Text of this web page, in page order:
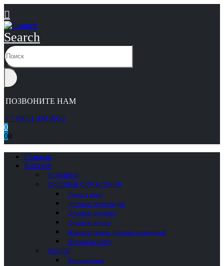
Search
ПОЗВОНИТЕ НАМ
+7 (965) 000 9055
0
00
Главная
Каталог
НОВИНКИ
ДУШЕВЫЕ ОГРАЖДЕНИЯ
Двери в нишу
Душевые перегородки
Душевые поддоны
Душевые уголки
Комплектующие душевых ограждений
Шторки на ванну
ВАННЫ
Встраиваемые